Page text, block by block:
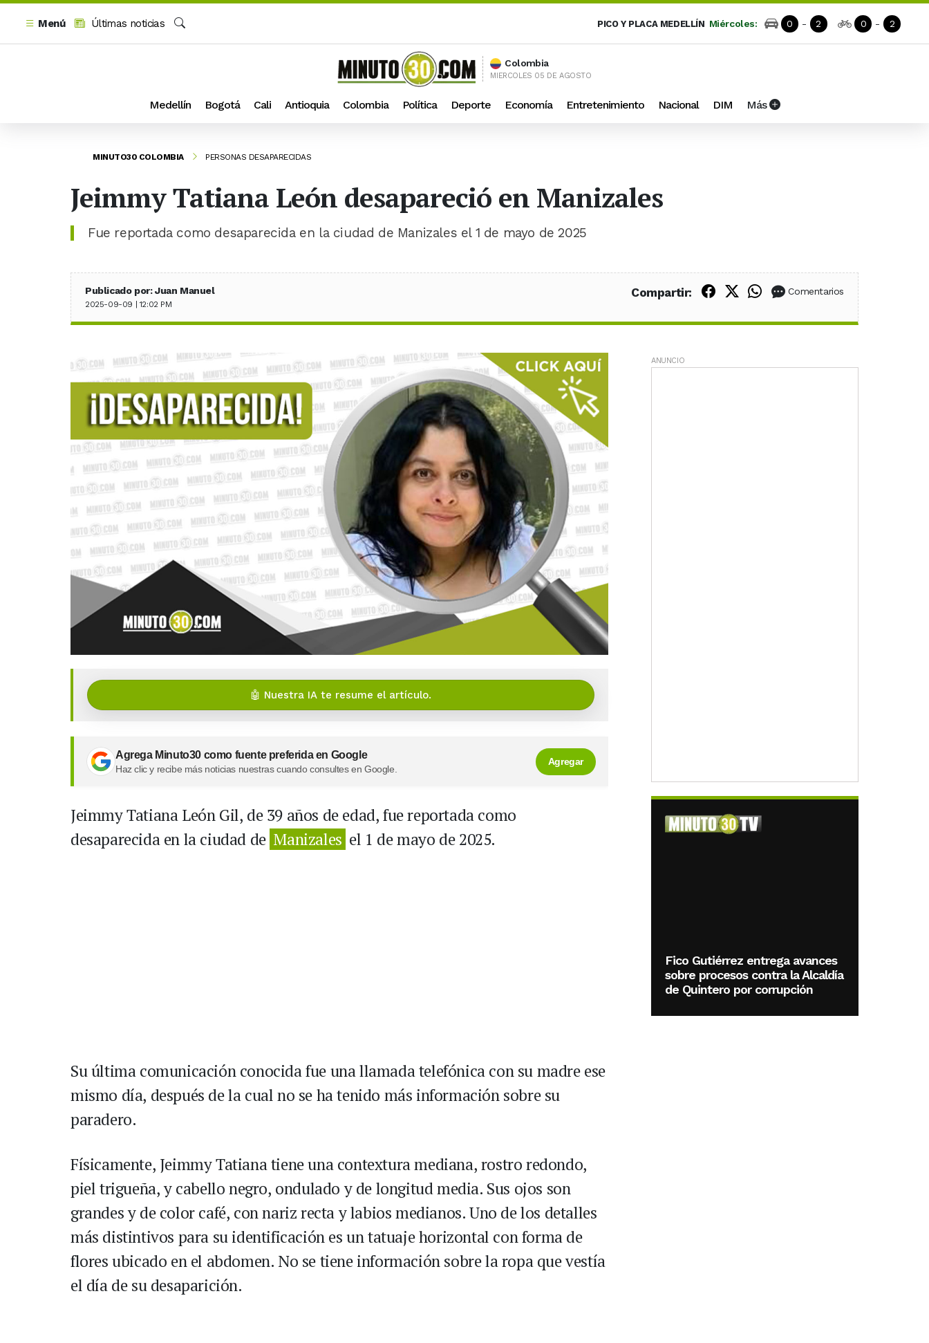
Menú
Últimas noticias
PICO Y PLACA MEDELLÍN Miércoles: 0 - 2 0 - 2
Colombia
MIERCOLES 05 DE AGOSTO
Medellín Bogotá Cali Antioquia Colombia Política Deporte Economía Entretenimiento Nacional DIM Más
MINUTO30 COLOMBIA PERSONAS DESAPARECIDAS
Jeimmy Tatiana León desapareció en Manizales
Fue reportada como desaparecida en la ciudad de Manizales el 1 de mayo de 2025
Publicado por: Juan Manuel
2025-09-09 | 12:02 PM
Compartir: Compartir en Facebook
Compartir en X (Twitter)
Compartir en WhatsApp
Comentarios
🤖 Nuestra IA te resume el artículo.
Agrega Minuto30 como fuente preferida en Google
Haz clic y recibe más noticias nuestras cuando consultes en Google.
Agregar
Jeimmy Tatiana León Gil, de 39 años de edad, fue reportada como
desaparecida en la ciudad de Manizales el 1 de mayo de 2025.
Su última comunicación conocida fue una llamada telefónica con su madre ese
mismo día, después de la cual no se ha tenido más información sobre su
paradero.
Físicamente, Jeimmy Tatiana tiene una contextura mediana, rostro redondo,
piel trigueña, y cabello negro, ondulado y de longitud media. Sus ojos son
grandes y de color café, con nariz recta y labios medianos. Uno de los detalles
más distintivos para su identificación es un tatuaje horizontal con forma de
flores ubicado en el abdomen. No se tiene información sobre la ropa que vestía
el día de su desaparición.
ANUNCIO
Fico Gutiérrez entrega avances
sobre procesos contra la Alcaldía
de Quintero por corrupción